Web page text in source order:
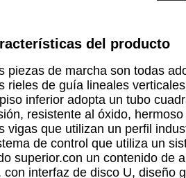
del producto
piezas de marcha son todas
rieles de guía lineales
inferior adopta un tubo
resistente al óxido,
vigas que utilizan un perfil
de control que utiliza un
superior.con un contenido de
con interfaz de disco U, diseño